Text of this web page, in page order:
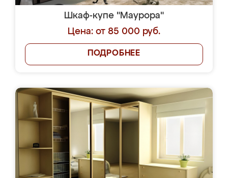
Шкаф-купе "Маурора"
Цена: от 85 000 руб.
ПОДРОБНЕЕ